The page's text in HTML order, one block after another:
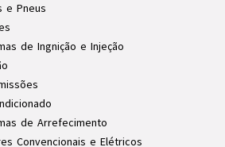
e Pneus
de Ingnição e Injeção
de Arrefecimento
Convencionais e Elétricos